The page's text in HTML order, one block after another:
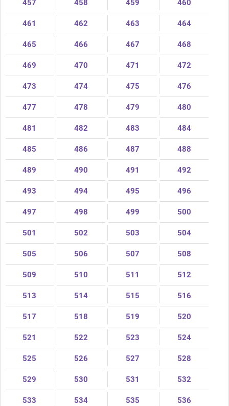
457 458 459 460
461 462 463 464
465 466 467 468
469 470 471 472
473 474 475 476
477 478 479 480
481 482 483 484
485 486 487 488
489 490 491 492
493 494 495 496
497 498 499 500
501 502 503 504
505 506 507 508
509 510 511 512
513 514 515 516
517 518 519 520
521 522 523 524
525 526 527 528
529 530 531 532
533 534 535 536